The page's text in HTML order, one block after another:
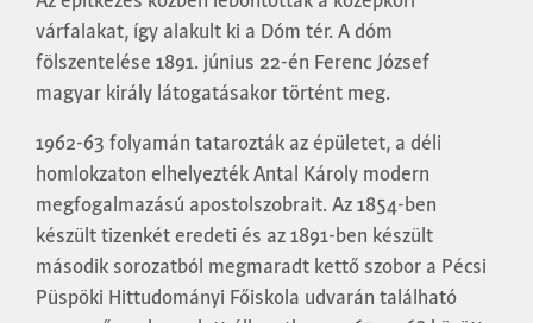
várfalakat, így alakult ki a Dóm tér. A dóm
fölszentelése 1891. június 22-én Ferenc József
magyar király látogatásakor történt meg.
1962-63 folyamán tatarozták az épületet, a déli
homlokzaton elhelyezték Antal Károly modern
megfogalmazású apostolszobrait. Az 1854-ben
készült tizenkét eredeti és az 1891-ben készült
második sorozatból megmaradt kettő szobor a Pécsi
Püspöki Hittudományi Főiskola udvarán található